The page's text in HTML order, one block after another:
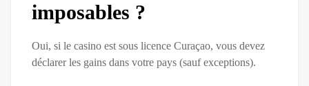
imposables ?
Oui, si le casino est sous licence Curaçao, vous devez
déclarer les gains dans votre pays (sauf exceptions).